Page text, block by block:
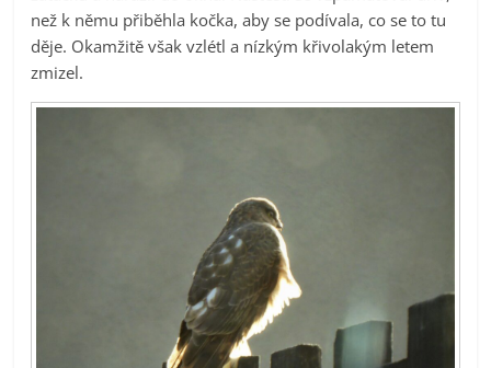
než k němu přiběhla kočka, aby se podívala, co se to tu
děje. Okamžitě však vzlétl a nízkým křivolakým letem
zmizel.